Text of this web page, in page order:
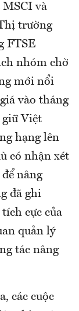
và
trường
FTSE
nhóm chờ
mới nổi
vào tháng
giữ Việt
hạng lên
có nhận xét
nâng
đã ghi
cực của
quản lý
tác nâng
các cuộc